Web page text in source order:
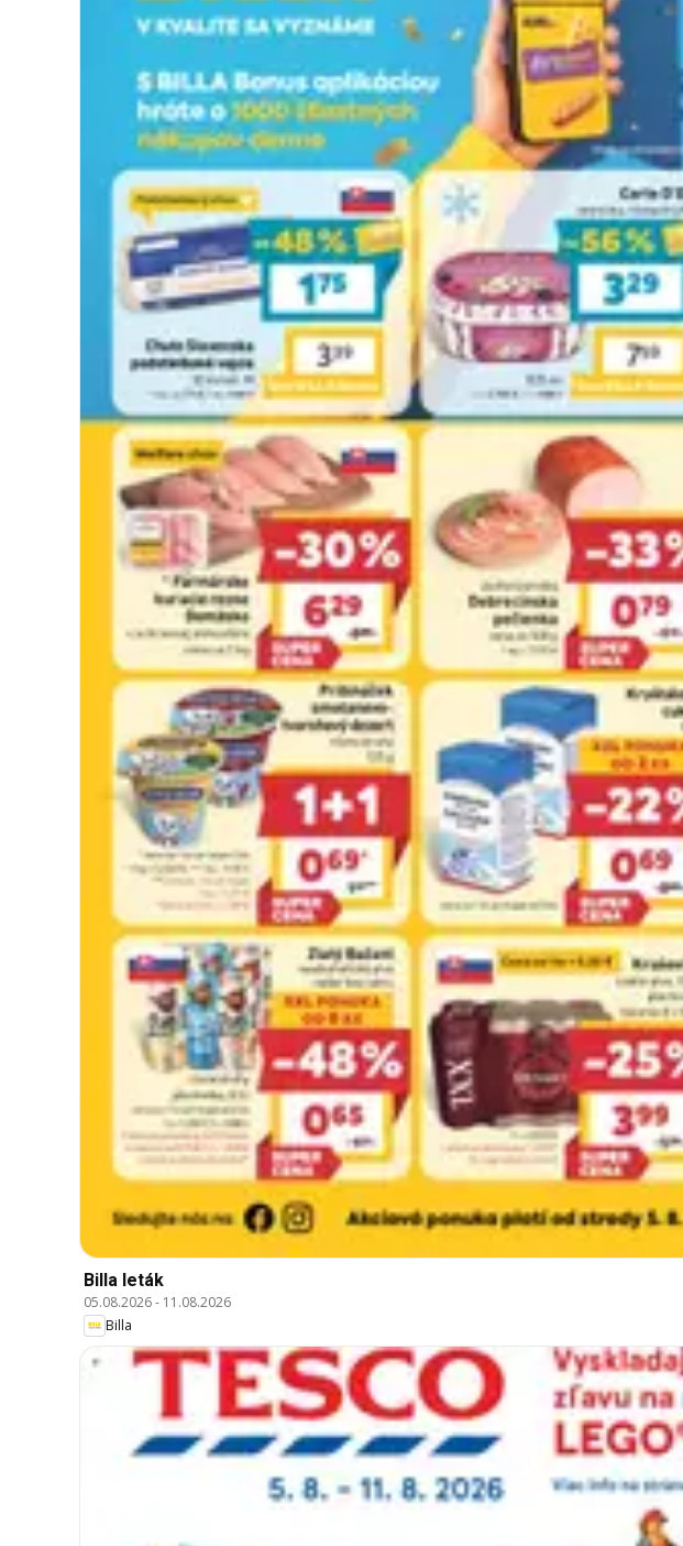
Billa leták
05.08.2026- 11.08.2026
Billa